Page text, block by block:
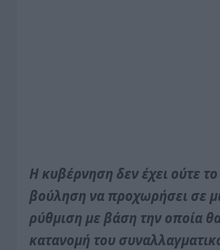
Η κυβέρνηση δεν έχει ούτε
βούληση να προχωρήσει σε
ρύθμιση με βάση την οποία θα
κατανομή του